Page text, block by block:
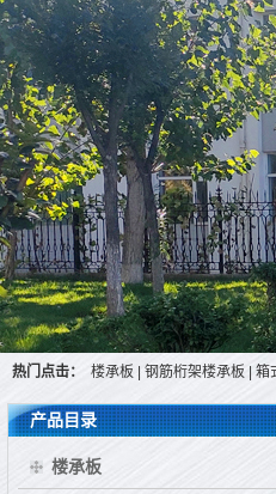
热门点击： 楼承板 钢筋桁架楼承板 箱
产品目录
楼承板